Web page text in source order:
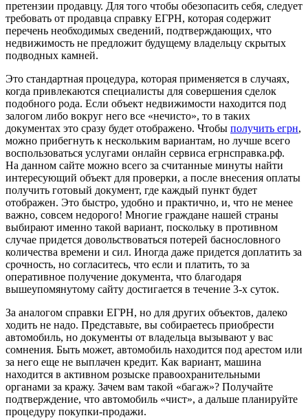
претензии продавцу. Для того чтобы обезопасить себя, следует
требовать от продавца справку ЕГРН, которая содержит
перечень необходимых сведений, подтверждающих, что
недвижимость не предложит будущему владельцу скрытых
подводных камней.
Это стандартная процедура, которая применяется в случаях,
когда привлекаются специалисты для совершения сделок
подобного рода. Если объект недвижимости находится под
залогом либо вокруг него все «нечисто», то в таких
документах это сразу будет отображено. Чтобы получить егрн,
можно прибегнуть к нескольким вариантам, но лучше всего
воспользоваться услугами онлайн сервиса егрнсправка.рф.
На данном сайте можно всего за считанные минуты найти
интересующий объект для проверки, а после внесения оплаты
получить готовый документ, где каждый пункт будет
отображен. Это быстро, удобно и практично, и, что не менее
важно, совсем недорого! Многие граждане нашей страны
выбирают именно такой вариант, поскольку в противном
случае придется довольствоваться потерей баснословного
количества времени и сил. Иногда даже придется доплатить за
срочность, но согласитесь, что если и платить, то за
оперативное получение документа, что благодаря
вышеупомянутому сайту достигается в течение 3-х суток.
За аналогом справки ЕГРН, но для других объектов, далеко
ходить не надо. Представьте, вы собираетесь приобрести
автомобиль, но документы от владельца вызывают у вас
сомнения. Быть может, автомобиль находится под арестом или
за него еще не выплачен кредит. Как вариант, машина
находится в активном розыске правоохранительными
органами за кражу. Зачем вам такой «багаж»? Получайте
подтверждение, что автомобиль «чист», а дальше планируйте
процедуру покупки-продажи.